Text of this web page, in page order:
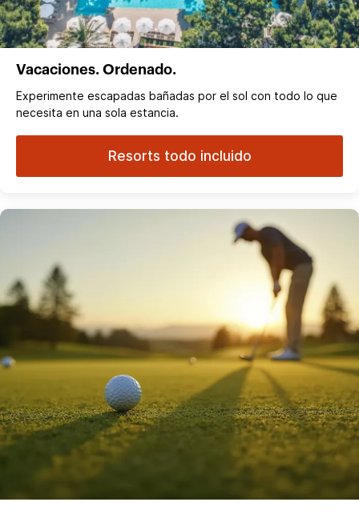
Vacaciones. Ordenado.
Experimente escapadas bañadas por el sol con todo lo que
necesita en una sola estancia.
Resorts todo incluido